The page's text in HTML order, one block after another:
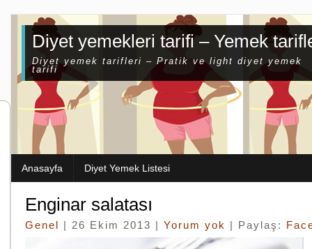
Diyet yemekleri tarifi – Yemek
Diyet yemek tarifleri – Pratik ve light diyet yemek
tarifi
Anasayfa Diyet Yemek Listesi
Enginar salatası
Genel | 26 Ekim 2013 | Yorum yok | Paylaş: